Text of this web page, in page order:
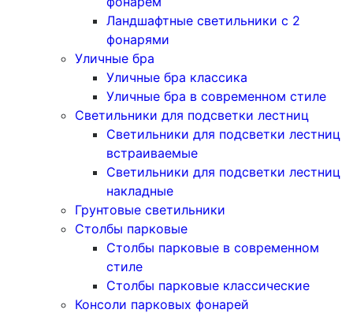
Ландшафтные светильники с 2
фонарями
Уличные бра
Уличные бра классика
Уличные бра в современном стиле
Светильники для подсветки лестниц
Светильники для подсветки лестниц
встраиваемые
Светильники для подсветки лестниц
накладные
Грунтовые светильники
Столбы парковые
Столбы парковые в современном
стиле
Столбы парковые классические
Консоли парковых фонарей